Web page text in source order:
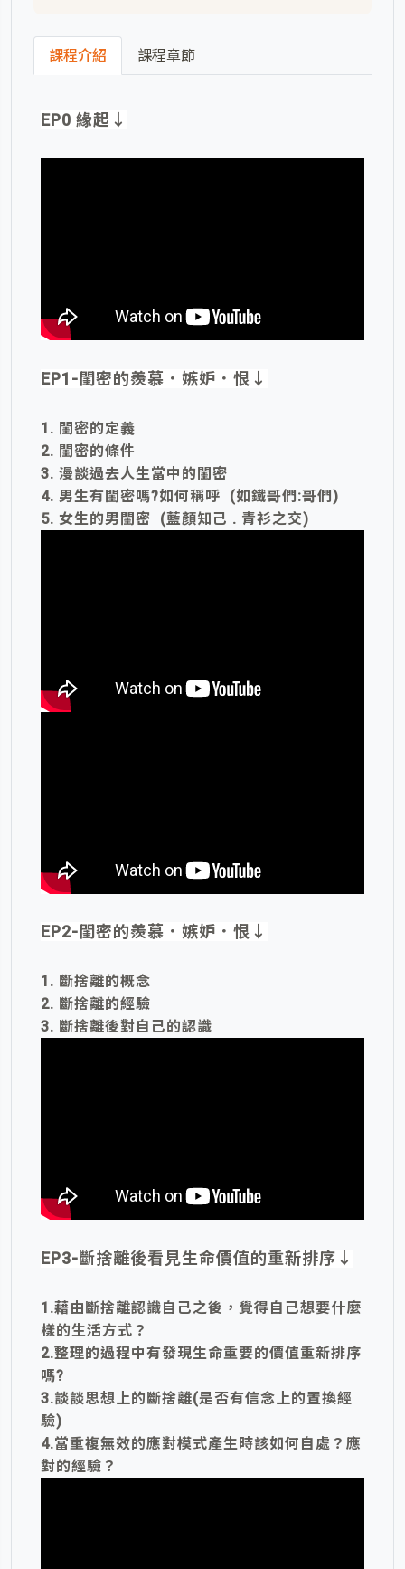
課程介紹 課程章節
EP0 緣起↓
EP1-閨密的羨慕．嫉妒．恨↓
1. 閨密的定義
2. 閨密的條件
3. 漫談過去人生當中的閨密
4. 男生有閨密嗎?如何稱呼 (如鐵哥們:哥們)
5. 女生的男閨密 (藍顏知己 . 青衫之交)
EP2-閨密的羨慕．嫉妒．恨↓
1. 斷捨離的概念
2. 斷捨離的經驗
3. 斷捨離後對自己的認識
EP3-斷捨離後看見生命價值的重新排序 ↓
1.藉由斷捨離認識自己之後，覺得自己想要什麼
樣的生活方式？
2.整理的過程中有發現生命重要的價值重新排序
嗎?
3.談談思想上的斷捨離(是否有信念上的置換經
驗)
4.當重複無效的應對模式產生時該如何自處？應
對的經驗？